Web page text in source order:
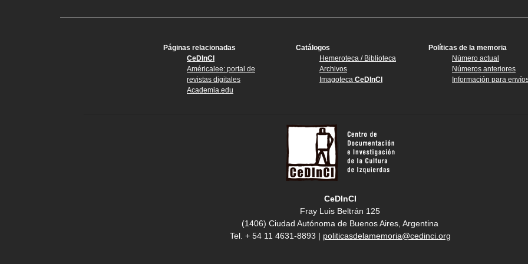
Páginas relacionadas
CeDInCI
Américalee: portal de
revistas digitales
Academia.edu
Catálogos
Hemeroteca / Biblioteca
Archivos
Imagoteca CeDInCI
Políticas de la memoria
Número actual
Números anteriores
Información para
CeDInCI
Fray Luis Beltrán 125
(1406) Ciudad Autónoma de Buenos Aires, Argentina
Tel. + 54 11 4631-8893 | politicasdelamemoria@cedinci.org